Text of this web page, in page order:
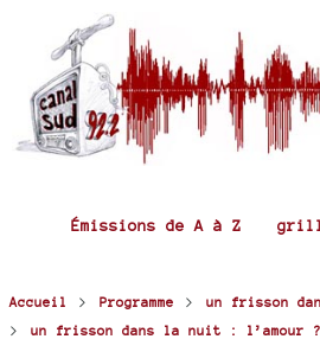
Émissions de A à Z
Accueil > Programme > un frisson
> un frisson dans la nuit : l’amour ?